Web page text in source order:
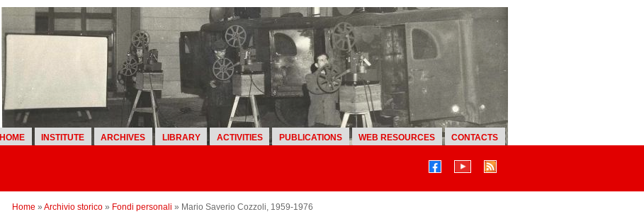
HOME INSTITUTE ARCHIVES LIBRARY ACTIVITIES PUBLICATIONS WEB RESOURCES CONTACTS
Home » Archivio storico» Fondi personali » Mario Saverio Cozzoli, 1959-1976